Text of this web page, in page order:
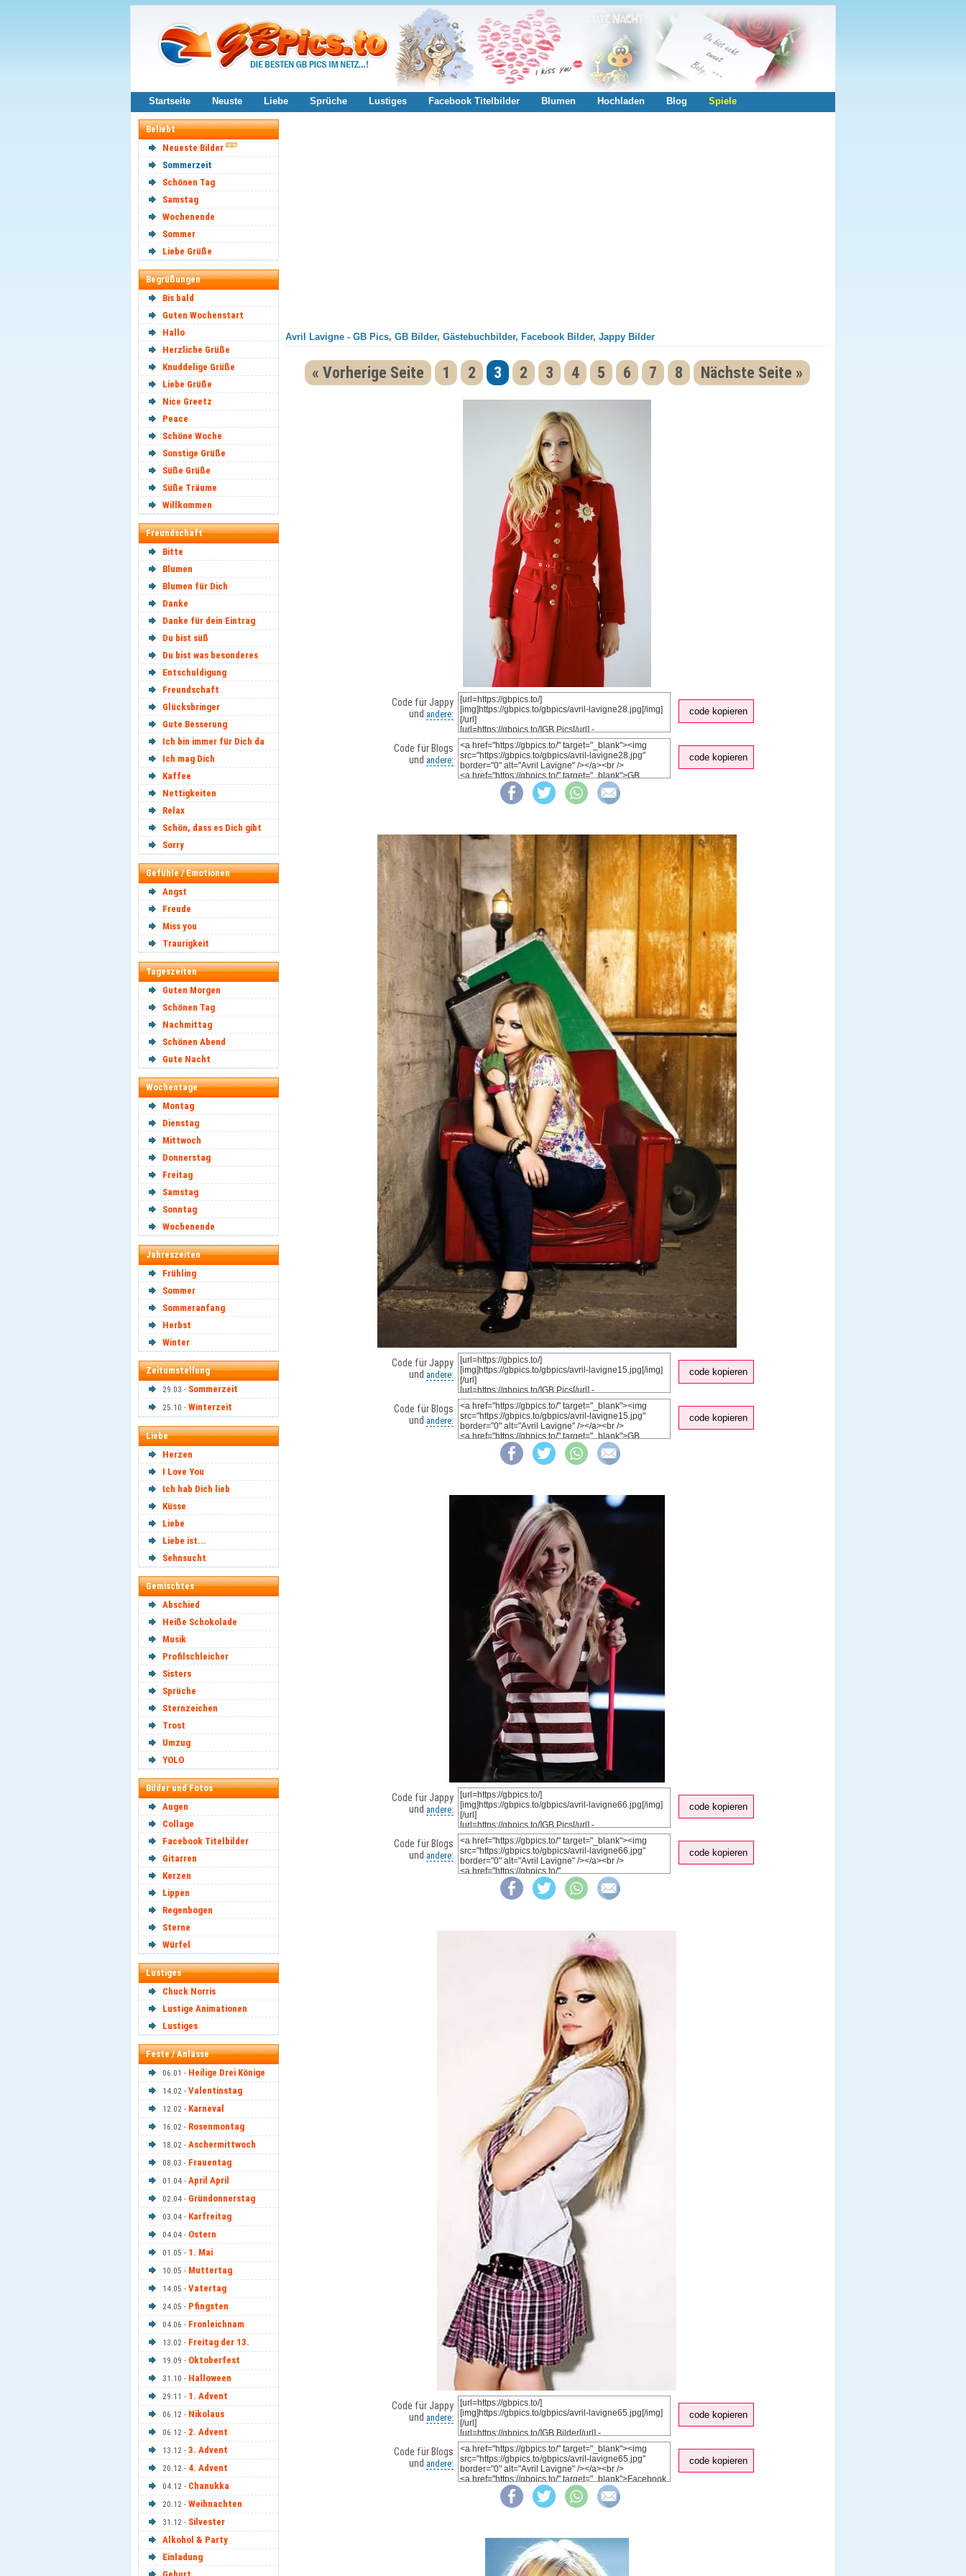
Startseite Neuste Liebe Sprüche Lustiges Facebook Titelbilder Blumen Hochladen Blog Spiele
Beliebt
Neueste Bilder
Sommerzeit
Schönen Tag
Samstag
Wochenende
Sommer
Liebe Grüße
Begrüßungen
Bis bald
Guten Wochenstart
Hallo
Herzliche Grüße
Knuddelige Grüße
Liebe Grüße
Nice Greetz
Peace
Schöne Woche
Sonstige Grüße
Süße Grüße
Süße Träume
Willkommen
Freundschaft
Bitte
Blumen
Blumen für Dich
Danke
Danke für dein Eintrag
Du bist süß
Du bist was besonderes
Entschuldigung
Freundschaft
Glücksbringer
Gute Besserung
Ich bin immer für Dich da
Ich mag Dich
Kaffee
Nettigkeiten
Relax
Schön, dass es Dich gibt
Sorry
Gefühle / Emotionen
Angst
Freude
Miss you
Traurigkeit
Tageszeiten
Guten Morgen
Schönen Tag
Nachmittag
Schönen Abend
Gute Nacht
Wochentage
Montag
Dienstag
Mittwoch
Donnerstag
Freitag
Samstag
Sonntag
Wochenende
Jahreszeiten
Frühling
Sommer
Sommeranfang
Herbst
Winter
Zeitumstellung
29.03 - Sommerzeit
25.10 - Winterzeit
Liebe
Herzen
I Love You
Ich hab Dich lieb
Küsse
Liebe
Liebe ist...
Sehnsucht
Gemischtes
Abschied
Heiße Schokolade
Musik
Profilschleicher
Sisters
Sprüche
Sternzeichen
Trost
Umzug
YOLO
Bilder und Fotos
Augen
Collage
Facebook Titelbilder
Gitarren
Kerzen
Lippen
Regenbogen
Sterne
Würfel
Lustiges
Chuck Norris
Lustige Animationen
Lustiges
Feste / Anlässe
06.01 - Heilige Drei Könige
14.02 - Valentinstag
12.02 - Karneval
16.02 - Rosenmontag
18.02 - Aschermittwoch
08.03 - Frauentag
01.04 - April April
02.04 - Gründonnerstag
03.04 - Karfreitag
04.04 - Ostern
01.05 - 1. Mai
10.05 - Muttertag
14.05 - Vatertag
24.05 - Pfingsten
04.06 - Fronleichnam
13.02 - Freitag der 13.
19.09 - Oktoberfest
31.10 - Halloween
29.11 - 1. Advent
06.12 - Nikolaus
06.12 - 2. Advent
13.12 - 3. Advent
20.12 - 4. Advent
04.12 - Chanukka
20.12 - Weihnachten
31.12 - Silvester
Alkohol & Party
Einladung
Avril Lavigne - GB Pics, GB Bilder, Gästebuchbilder, Facebook Bilder, Jappy Bilder
« Vorherige Seite 1 2 3 2 3 4 5 6 7 8 Nächste Seite »
Code für Jappy
und andere: code kopieren
Code für Blogs
und andere: code kopieren
Code für Jappy
und andere: code kopieren
Code für Blogs
und andere: code kopieren
Code für Jappy
und andere: code kopieren
Code für Blogs
und andere: code kopieren
Code für Jappy
und andere: code kopieren
Code für Blogs
und andere: code kopieren